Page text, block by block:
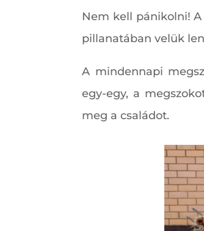
Nem kell pánikolni!
pillanatában velük
A mindennapi
egy-egy, a
meg a családot.